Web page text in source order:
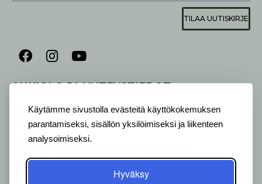
Käytämme sivustolla evästeitä käyttökokemuksen
parantamiseksi, sisällön yksilöimiseksi ja liikenteen
analysoimiseksi.
Hyväksy
TILAA UUTISKIRJE
AUKIOLO JA YHTEYSTIEDOT
ALVELEMME:
Ma-Pe 9-20 I La 10-18 I Su 10-17
OTA YHTEYTTÄ:
kukkapiste: +358 44 5369 657
pihasuunnittelija: +358 40 1547 376